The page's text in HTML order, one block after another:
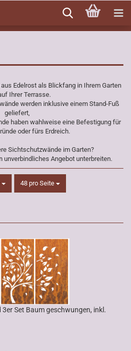
Edelrost als Blickfang in Ihrem Garten
Ihrer Terrasse.
werden inklusive einem Stand-Fuß
geliefert,
haben wahlweise eine Befestigung für
oder fürs Erdreich.
Sichtschutzwände im Garten?
unverbindliches Angebot unterbreiten.
48 pro Seite
pro Seite
Set Baum geschwungen, inkl.